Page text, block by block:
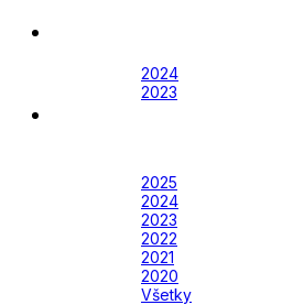
2024
2023
2025
2024
2023
2022
2021
2020
Všetky